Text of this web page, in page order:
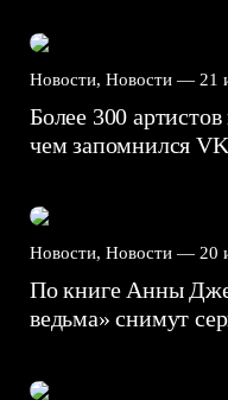
Новости, Новости — 21
Более 300
чем запомнился
Новости, Новости — 20
По книге Анны
ведьма» снимут